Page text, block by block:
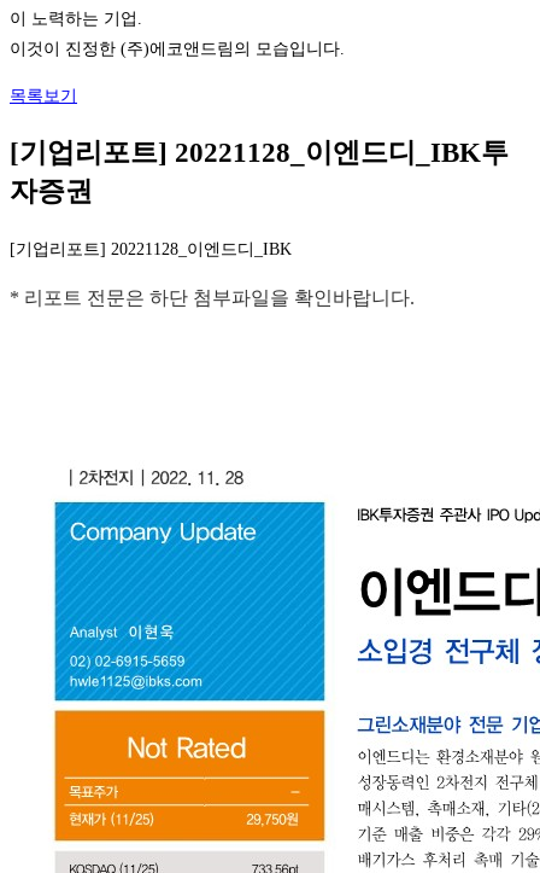
이 노력하는 기업.
이것이 진정한 (주)에코앤드림의 모습입니다.
목록보기
[기업리포트] 20221128_이엔드디_IBK투
자증권
[기업리포트] 20221128_이엔드디_IBK
* 리포트 전문은 하단 첨부파일을 확인바랍니다.